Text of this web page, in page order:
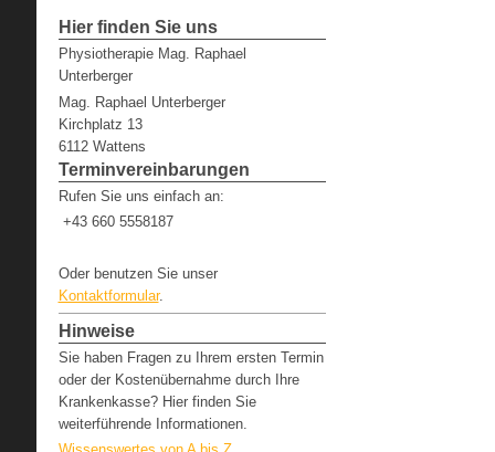
Hier finden Sie uns
Physiotherapie Mag. Raphael
Unterberger
Mag. Raphael Unterberger
Kirchplatz 13
6112 Wattens
Terminvereinbarungen
Rufen Sie uns einfach an:
+43 660 5558187
Oder benutzen Sie unser
Kontaktformular.
Hinweise
Sie haben Fragen zu Ihrem ersten Termin
oder der Kostenübernahme durch Ihre
Krankenkasse? Hier finden Sie
weiterführende Informationen.